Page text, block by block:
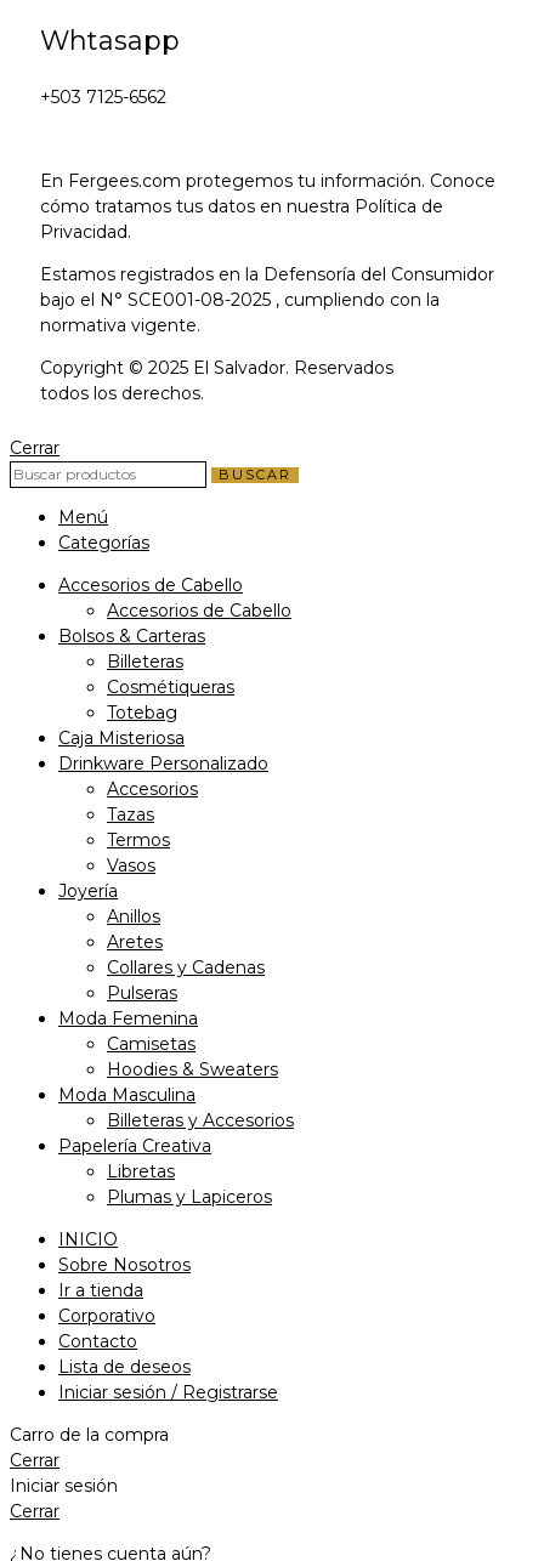
Whtasapp
+503 7125-6562
En Fergees.com protegemos tu información. Conoce
cómo tratamos tus datos en nuestra Política de
Privacidad.
Estamos registrados en la Defensoría del Consumidor
bajo el N° SCE001-08-2025 , cumpliendo con la
normativa vigente.
Copyright © 2025 El Salvador. Reservados
todos los derechos.
Cerrar
BUSCAR
Menú
Categorías
Accesorios de Cabello
Accesorios de Cabello
Bolsos & Carteras
Billeteras
Cosmétiqueras
Totebag
Caja Misteriosa
Drinkware Personalizado
Accesorios
Tazas
Termos
Vasos
Joyería
Anillos
Aretes
Collares y Cadenas
Pulseras
Moda Femenina
Camisetas
Hoodies & Sweaters
Moda Masculina
Billeteras y Accesorios
Papelería Creativa
Libretas
Plumas y Lapiceros
INICIO
Sobre Nosotros
Ir a tienda
Corporativo
Contacto
Lista de deseos
Iniciar sesión / Registrarse
Carro de la compra
Cerrar
Iniciar sesión
Cerrar
¿No tienes cuenta aún?